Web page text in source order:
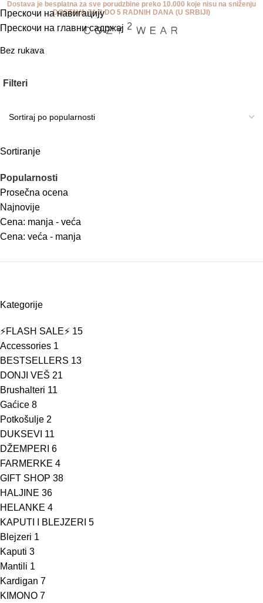
Прескочи на навигацију
Прескочи на главни садржај
Dostava je besplatna za sve porudzbine preko 10.000 koje nisu na sniženju
DOSTAVA ZA 2 DO 5 RADNIH DANA (U SRBIJI)
Bez rukava
Filteri
Sortiranje
Popularnosti
Prosečna ocena
Najnovije
Cena: manja - veća
Cena: veća - manja
Kategorije
⚡FLASH SALE⚡ 15
Accessories 1
BESTSELLERS 13
DONJI VEŠ 21
Brushalteri 11
Gaćice 8
Potkošulje 2
DUKSEVI 11
DŽEMPERI 6
FARMERKE 4
GIFT SHOP 38
HALJINE 36
HELANKE 4
KAPUTI I BLEJZERI 5
Blejzeri 1
Kaputi 3
Mantili 1
Kardigan 7
KIMONO 7